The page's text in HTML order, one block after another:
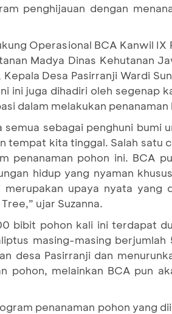
penghijauan dengan
Operasional BCA Kanwil IX
Madya Dinas Kehutanan
Desa Pasirranji Wardi
ini juga dihadiri oleh segenap
dalam melakukan penanaman
sebagai penghuni bumi
tempat kita tinggal. Salah satu
penanaman pohon ini. BCA
hidup yang nyaman
upaya nyata yang
ujar Suzanna.
bibit pohon kali ini terdapat
masing-masing
desa Pasirranji dan
pohon, melainkan BCA pun
penanaman pohon yang